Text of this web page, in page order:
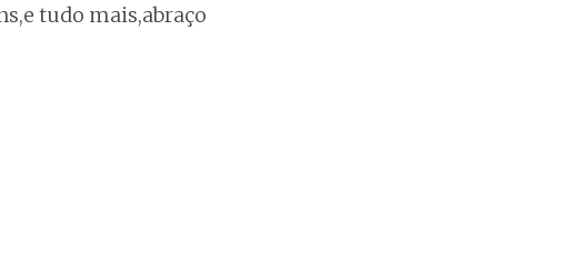
tudo mais,abraço